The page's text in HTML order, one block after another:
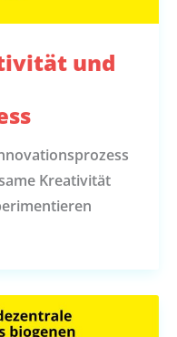
und
Kreativität